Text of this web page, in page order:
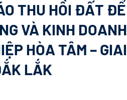
THU HỒI ĐẤT ĐỂ
VÀ KINH DOANH
HÒA TÂM – GIAI
LẮK